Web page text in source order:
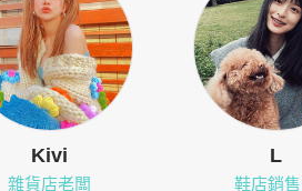
Kivi
雜貨店老闆
L
鞋店銷